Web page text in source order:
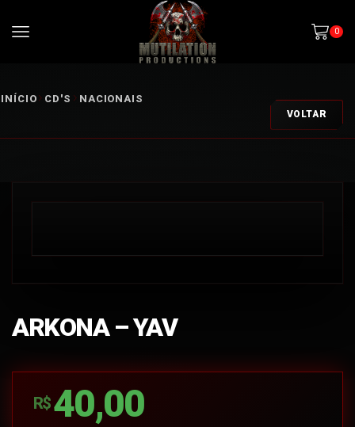
0
INÍCIO CD'S NACIONAIS
VOLTAR
ARKONA – YAV
R$ 40,00